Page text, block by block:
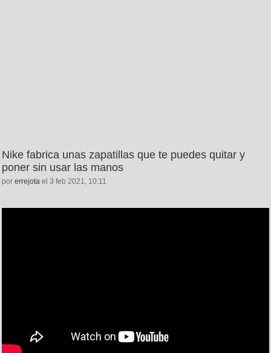
Nike fabrica unas zapatillas que te puedes quitar y
poner sin usar las manos
por errejota el 3 feb 2021, 10:11